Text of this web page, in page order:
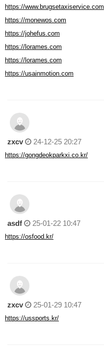
https://www.brugsetaxiservice.com
https://monewos.com
https://johefus.com
https://lorames.com
https://lorames.com
https://usainmotion.com
zxcv 24-12-25 20:27
https://gongdeokparkxi.co.kr/
asdf 25-01-22 10:47
https://osfood.kr/
zxcv 25-01-29 10:47
https://ussports.kr/